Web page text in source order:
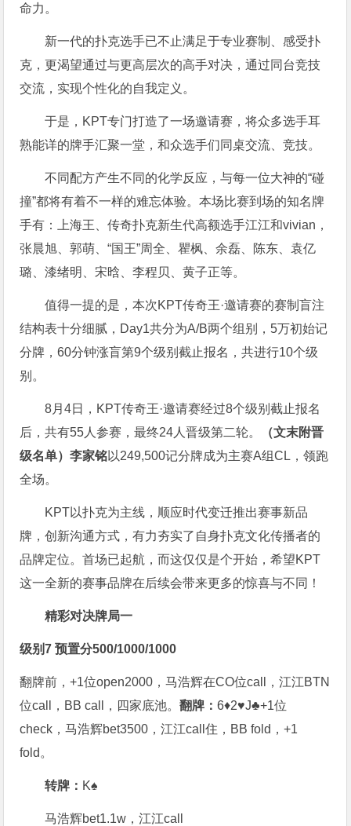
命力。
新一代的扑克选手已不止满足于专业赛制、感受扑
克，更渴望通过与更高层次的高手对决，通过同台竞技
交流，实现个性化的自我定义。
于是，KPT专门打造了一场邀请赛，将众多选手耳
熟能详的牌手汇聚一堂，和众选手们同桌交流、竞技。
不同配方产生不同的化学反应，与每一位大神的“碰
撞”都将有着不一样的难忘体验。本场比赛到场的知名牌
手有：上海王、传奇扑克新生代高额选手江江和vivian，
张晨旭、郭萌、“国王”周全、瞿枫、余磊、陈东、袁亿
璐、漆绪明、宋晗、李程贝、黄子正等。
值得一提的是，本次KPT传奇王·邀请赛的赛制盲注
结构表十分细腻，Day1共分为A/B两个组别，5万初始记
分牌，60分钟涨盲第9个级别截止报名，共进行10个级
别。
8月4日，KPT传奇王·邀请赛经过8个级别截止报名
后，共有55人参赛，最终24人晋级第二轮。
（文末附晋
级名单）李家铭以249,500记分牌成为主赛A组CL，领跑
全场。
KPT以扑克为主线，顺应时代变迁推出赛事新品
牌，创新沟通方式，有力夯实了自身扑克文化传播者的
品牌定位。首场已起航，而这仅仅是个开始，希望KPT
这一全新的赛事品牌在后续会带来更多的惊喜与不同！
精彩对决牌局一
级别7 预置分500/1000/1000
翻牌前，+1位open2000，马浩辉在CO位call，江江BTN
位call，BB call，四家底池。翻牌：6♦2♥J♣+1位
check，马浩辉bet3500，江江call住，BB fold，+1
fold。
转牌： K♠
马浩辉bet1.1w，江江call